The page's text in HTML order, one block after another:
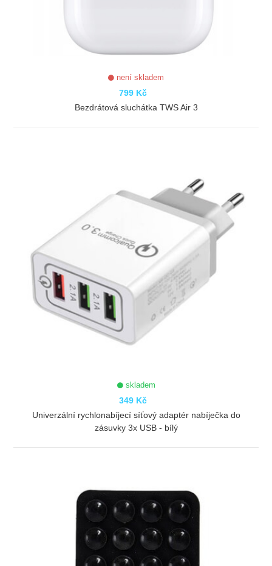
není skladem
799 Kč
Bezdrátová sluchátka TWS Air 3
skladem
349 Kč
Univerzální rychlonabíjecí síťový adaptér nabíječka do
zásuvky 3x USB - bílý